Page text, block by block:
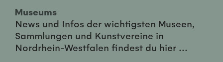
Museums
News und Infos der wichtigsten Museen,
Sammlungen und Kunstvereine in
Nordrhein-Westfalen findest du hier ...